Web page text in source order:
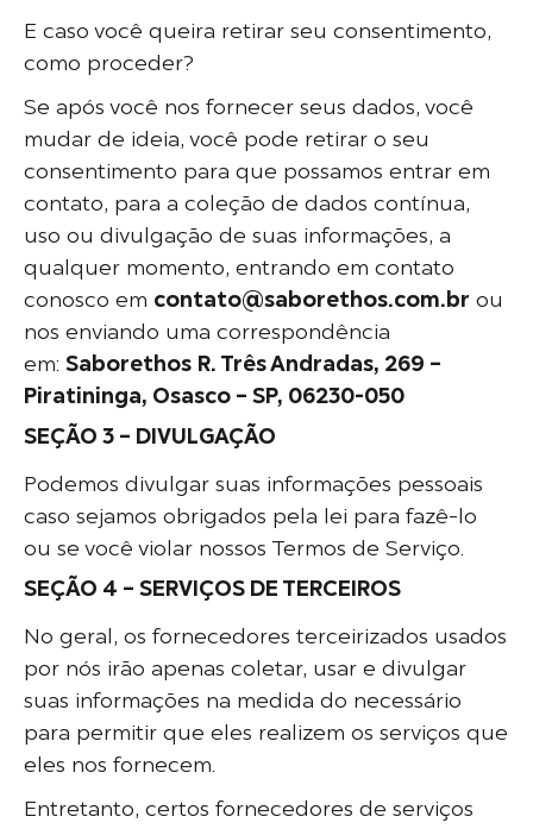
E caso você queira retirar seu consentimento,
como proceder?
Se após você nos fornecer seus dados, você
mudar de ideia, você pode retirar o seu
consentimento para que possamos entrar em
contato, para a coleção de dados contínua,
uso ou divulgação de suas informações, a
qualquer momento, entrando em contato
conosco em contato@saborethos.com.br ou
nos enviando uma correspondência
em: Saborethos R. Três Andradas, 269 –
Piratininga, Osasco – SP, 06230-050
SEÇÃO 3 – DIVULGAÇÃO
Podemos divulgar suas informações pessoais
caso sejamos obrigados pela lei para fazê-lo
ou se você violar nossos Termos de Serviço.
SEÇÃO 4 – SERVIÇOS DE TERCEIROS
No geral, os fornecedores terceirizados usados
por nós irão apenas coletar, usar e divulgar
suas informações na medida do necessário
para permitir que eles realizem os serviços que
eles nos fornecem.
Entretanto, certos fornecedores de serviços